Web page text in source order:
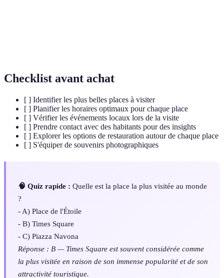
Checklist avant achat
[ ] Identifier les plus belles places à visiter
[ ] Planifier les horaires optimaux pour chaque place
[ ] Vérifier les événements locaux lors de la visite
[ ] Prendre contact avec des habitants pour des insights
[ ] Explorer les options de restauration autour de chaque place
[ ] S'équiper de souvenirs photographiques
🧠 Quiz rapide : Quelle est la place la plus visitée au monde
?
- A) Place de l'Étoile
- B) Times Square
- C) Piazza Navona
Réponse : B — Times Square est souvent considérée comme
la plus visitée en raison de son immense popularité et de son
attractivité touristique.